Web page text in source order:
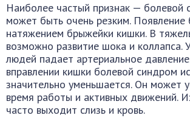
Наиболее частый признак — болевой
может быть очень резким. Появление
натяжением брыжейки кишки. В
возможно развитие шока и коллапса.
людей падает артериальное
вправлении кишки болевой синдром
значительно уменьшается. Он может
время работы и активных движений.
часто выходит слизь и кровь.